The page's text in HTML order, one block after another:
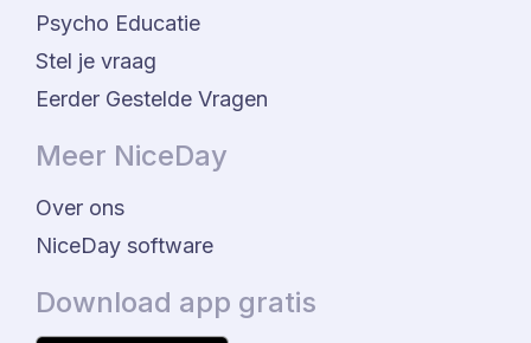
Psycho Educatie
Stel je vraag
Eerder Gestelde Vragen
Meer NiceDay
Over ons
NiceDay software
Download app gratis